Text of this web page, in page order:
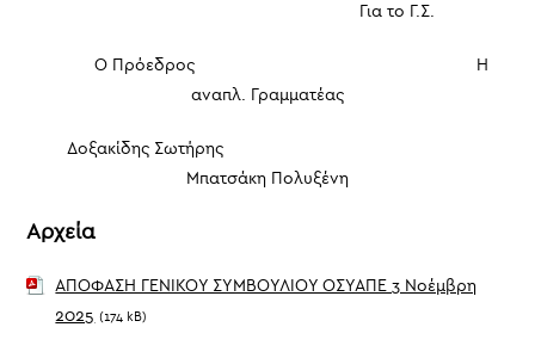
Για το Γ.Σ.
Ο Πρόεδρος Η
αναπλ. Γραμματέας
Δοξακίδης Σωτήρης
Μπατσάκη Πολυξένη
Αρχεία
ΑΠΟΦΑΣΗ ΓΕΝΙΚΟΥ ΣΥΜΒΟΥΛΙΟΥ ΟΣΥΑΠΕ 3 Νοέμβρη
2025 (174 kB)